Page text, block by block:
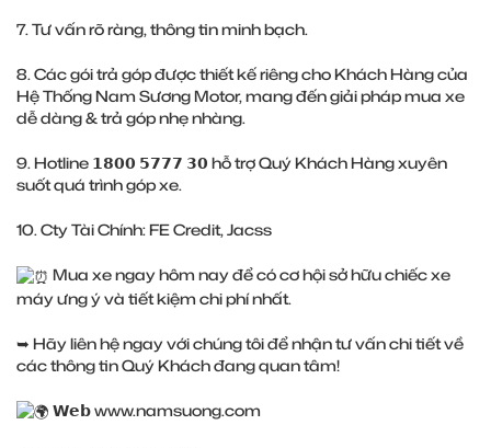
7. Tư vấn rõ ràng, thông tin minh bạch.
8. Các gói trả góp được thiết kế riêng cho Khách Hàng của
Hệ Thống Nam Sương Motor, mang đến giải pháp mua xe
dễ dàng & trả góp nhẹ nhàng.
9. Hotline 𝟭𝟴𝟬𝟬 𝟱𝟳𝟳𝟳 𝟯𝟬 hỗ trợ Quý Khách Hàng xuyên
suốt quá trình góp xe.
10. Cty Tài Chính: FE Credit, Jacss
Mua xe ngay hôm nay để có cơ hội sở hữu chiếc xe
máy ưng ý và tiết kiệm chi phí nhất.
➥ Hãy liên hệ ngay với chúng tôi để nhận tư vấn chi tiết về
các thông tin Quý Khách đang quan tâm!
𝗪𝗲𝗯www.namsuong.com